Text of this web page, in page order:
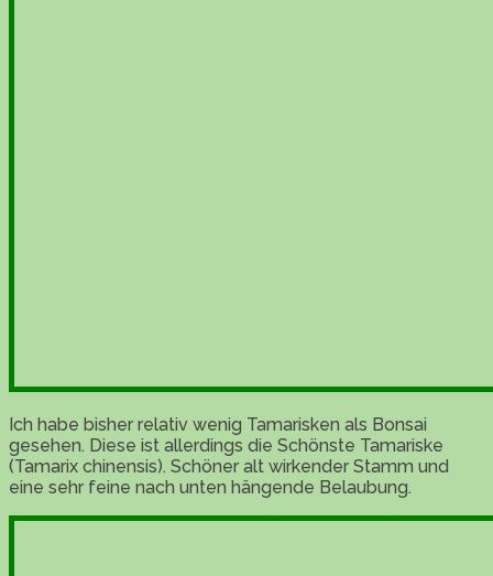
Ich habe bisher relativ wenig Tamarisken als Bonsai
gesehen. Diese ist allerdings die Schönste Tamariske
(Tamarix chinensis). Schöner alt wirkender Stamm und
eine sehr feine nach unten hängende Belaubung.